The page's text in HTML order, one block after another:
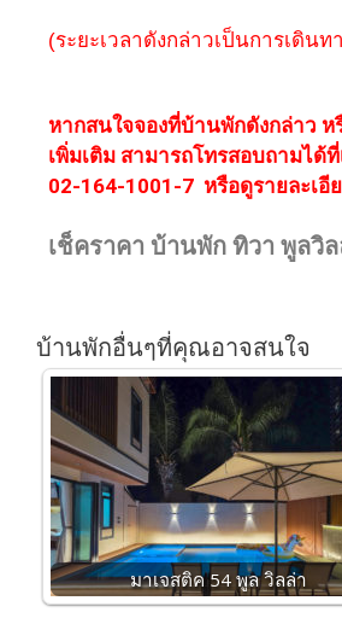
(ระยะเวลาดังกล่าวเป็นการเดิน
หากสนใจจองที่บ้านพักดังกล่าว ห
เพิ่มเติม สามารถโทรสอบถามได้
02-164-1001-7 หรือดูรายละเอี
เช็คราคา บ้านพัก ทิวา พูลวิ
บ้านพักอื่นๆที่คุณอาจสนใจ
มาเจสติค 54 พูล วิลล่า